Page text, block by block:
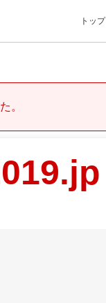
トップ
。